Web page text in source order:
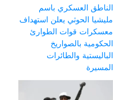
الناطق العسكري باسم
مليشيا الحوثي يعلن استهداف
معسكرات قوات الطوارئ
الحكومية بالصواريخ
الباليستية والطائرات
المسيرة